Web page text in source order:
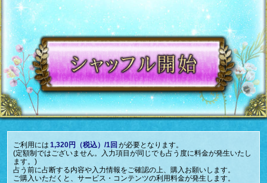
ご利用には 1,320円（税込）/1回 が必要となります。
(定額制ではございません。入力項目が同じでも占う度に料金が発生いたし
ます。)
占う前に占断する内容や入力情報をご確認の上、購入お願いします。
ご購入いただくと、サービス・コンテンツの利用料金が発生します。